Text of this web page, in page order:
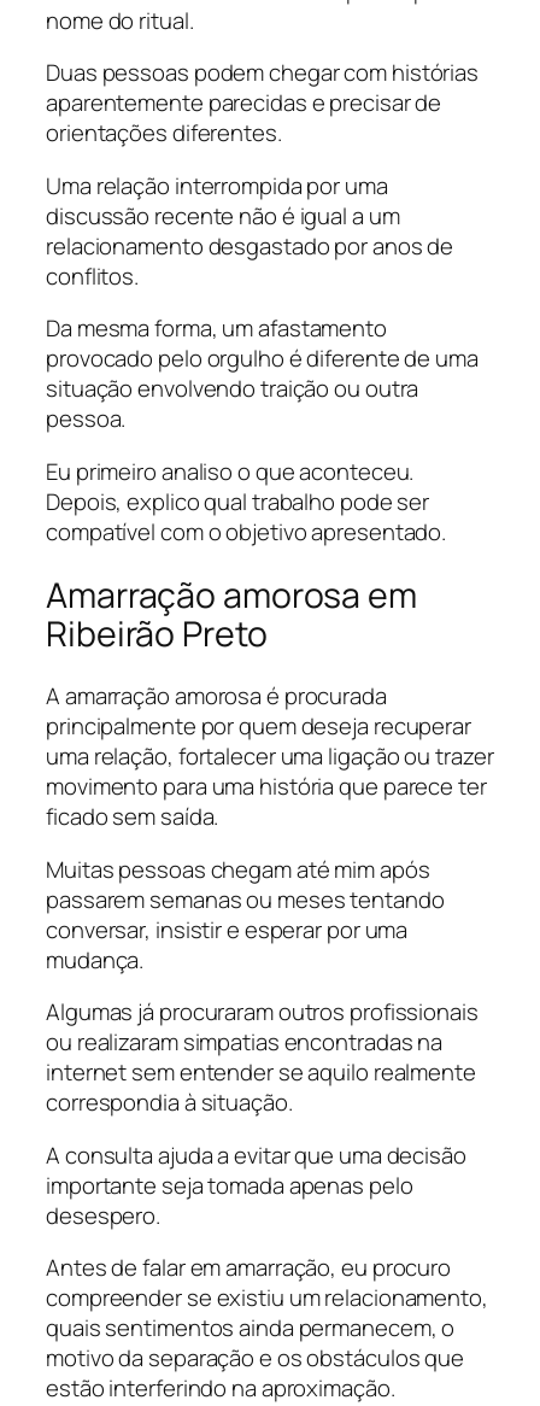
nome do ritual.
Duas pessoas podem chegar com histórias
aparentemente parecidas e precisar de
orientações diferentes.
Uma relação interrompida por uma
discussão recente não é igual a um
relacionamento desgastado por anos de
conflitos.
Da mesma forma, um afastamento
provocado pelo orgulho é diferente de uma
situação envolvendo traição ou outra
pessoa.
Eu primeiro analiso o que aconteceu.
Depois, explico qual trabalho pode ser
compatível com o objetivo apresentado.
Amarração amorosa em
Ribeirão Preto
A amarração amorosa é procurada
principalmente por quem deseja recuperar
uma relação, fortalecer uma ligação ou trazer
movimento para uma história que parece ter
ficado sem saída.
Muitas pessoas chegam até mim após
passarem semanas ou meses tentando
conversar, insistir e esperar por uma
mudança.
Algumas já procuraram outros profissionais
ou realizaram simpatias encontradas na
internet sem entender se aquilo realmente
correspondia à situação.
A consulta ajuda a evitar que uma decisão
importante seja tomada apenas pelo
desespero.
Antes de falar em amarração, eu procuro
compreender se existiu um relacionamento,
quais sentimentos ainda permanecem, o
motivo da separação e os obstáculos que
estão interferindo na aproximação.